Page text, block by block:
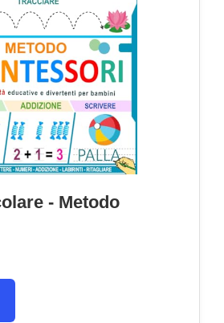
- Metodo